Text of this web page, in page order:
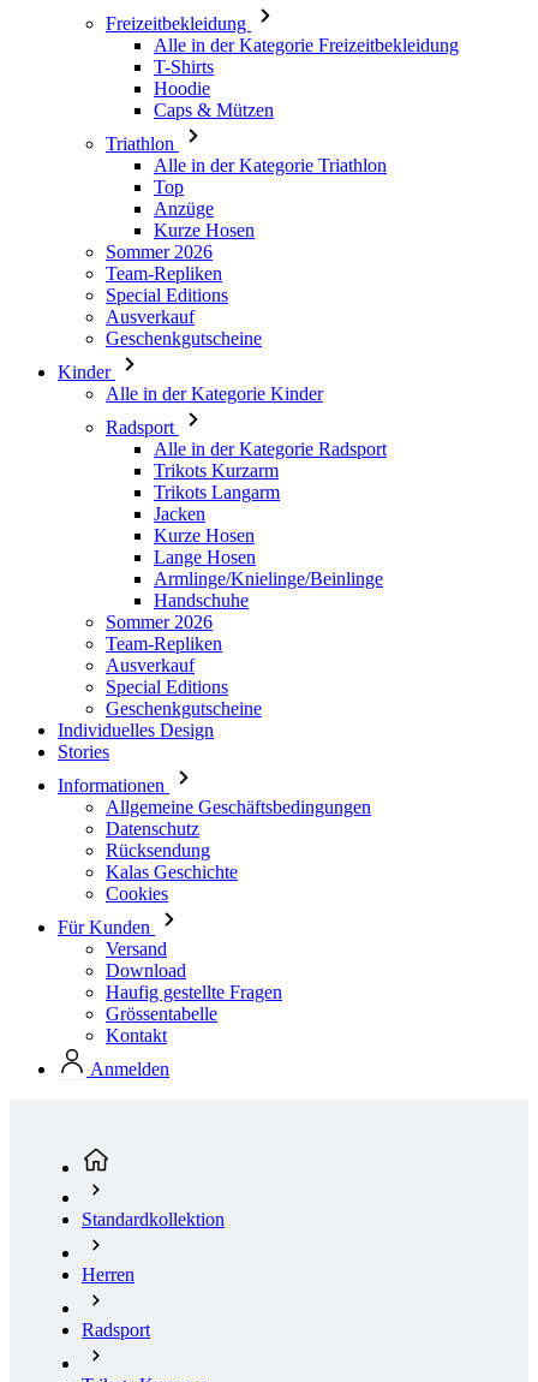
Caps & Mützen
Triathlon
Alle in der Kategorie Triathlon
Top
Anzüge
Kurze Hosen
Sommer 2026
Team-Repliken
Special Editions
Ausverkauf
Geschenkgutscheine
Kinder
Alle in der Kategorie Kinder
Radsport
Alle in der Kategorie Radsport
Trikots Langarm
Jacken
Kurze Hosen
Lange Hosen
Armlinge/Knielinge/Beinlinge
Handschuhe
Sommer 2026
Team-Repliken
Ausverkauf
Special Editions
Geschenkgutscheine
Individuelles Design
Stories
Informationen
Allgemeine Geschäftsbedingungen
Datenschutz
Rücksendung
Kalas Geschichte
Cookies
Für Kunden
Versand
Download
Haufig gestellte Fragen
Grössentabelle
Kontakt
Anmelden
Herren
Radsport
Trikots Kurzarm
PASSION Z3 | Trikot AERO | petrol blue | Grösse: 4
(aktuelle Seite)